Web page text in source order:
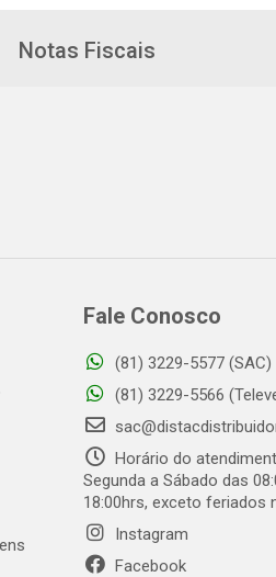
Notas Fiscais
Fale Conosco
(81) 3229-5577 (SAC)
(81) 3229-5566
Horário do
Segunda a Sábado das
18:00hrs, exceto feriados
Instagram
Facebook